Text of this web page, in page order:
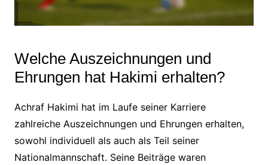
Welche Auszeichnungen und
Ehrungen hat Hakimi erhalten?
Achraf Hakimi hat im Laufe seiner Karriere
zahlreiche Auszeichnungen und Ehrungen erhalten,
sowohl individuell als auch als Teil seiner
Nationalmannschaft. Seine Beiträge waren